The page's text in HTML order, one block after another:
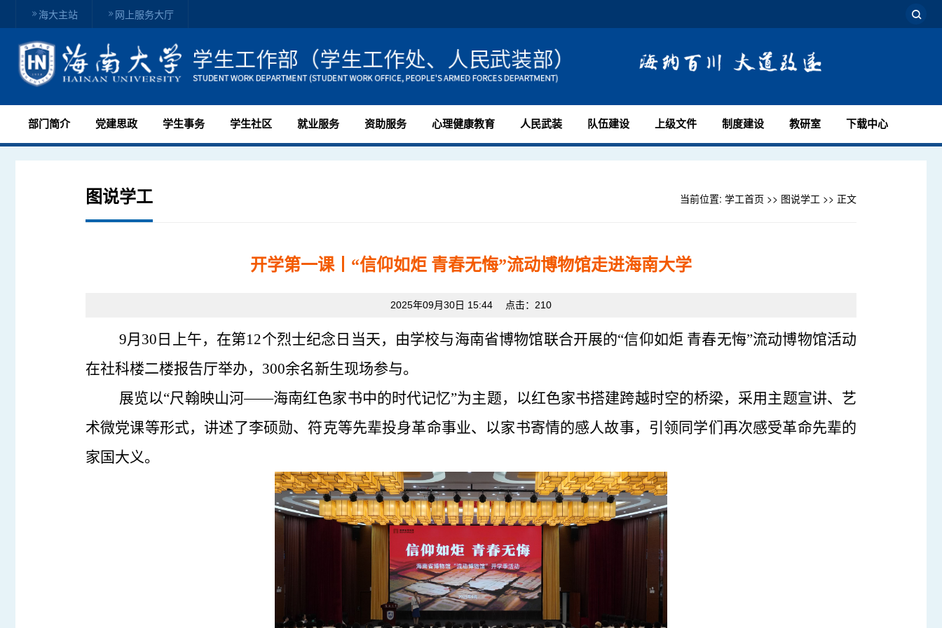
海大主站 网上服务大厅
部门简介 党建思政 学生事务 学生社区 就业服务 资助服务 心理健康教育 人民武装 队伍建设 上级文件 制度建设 教研室 下载中心
图说学工 当前位置: 学工首页 >> 图说学工 >> 正文
开学第一课丨“信仰如炬 青春无悔”流动博物馆走进海南大学
2025年09月30日 15:44 点击： 210
9月30日上午，在第12个烈士纪念日当天，由学校与海南省博物馆联合开展的“信仰如炬 青春无悔”流动博物馆活动
在社科楼二楼报告厅举办，300余名新生现场参与。
展览以“尺翰映山河——海南红色家书中的时代记忆”为主题，以红色家书搭建跨越时空的桥梁，采用主题宣讲、艺
术微党课等形式，讲述了李硕勋、符克等先辈投身革命事业、以家书寄情的感人故事，引领同学们再次感受革命先辈的
家国大义。